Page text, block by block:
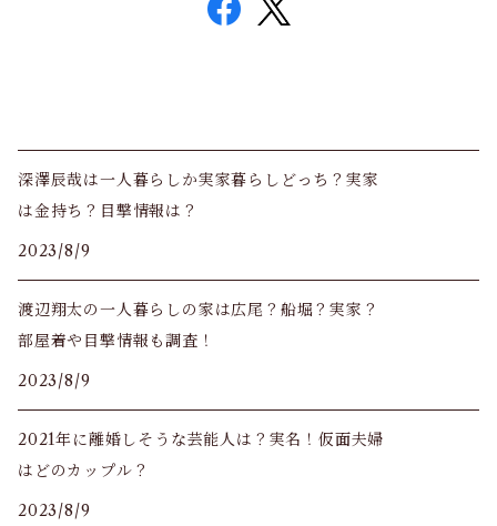
深澤辰哉は一人暮らしか実家暮らしどっち？実家
は金持ち？目撃情報は？
2023/8/9
渡辺翔太の一人暮らしの家は広尾？船堀？実家？
部屋着や目撃情報も調査！
2023/8/9
2021年に離婚しそうな芸能人は？実名！仮面夫婦
はどのカップル？
2023/8/9